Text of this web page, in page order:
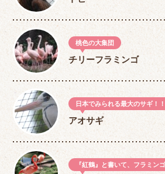
桃色の大集団
チリーフラミンゴ
日本でみられる最大のサギ！！
アオサギ
『紅鶴』と書いて、フラミン